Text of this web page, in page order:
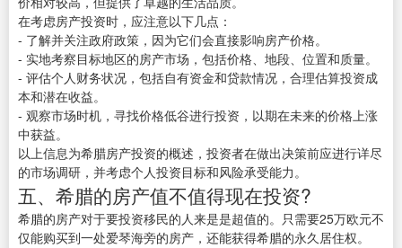
在考虑房产投资时，应注意以下几点：
- 了解并关注政府政策，因为它们会直接影响房产价格。
- 实地考察目标地区的房产市场，包括价格、地段、位置和质量。
- 评估个人财务状况，包括自有资金和贷款情况，合理估算投资成
本和潜在收益。
- 观察市场时机，寻找价格低谷进行投资，以期在未来的价格上涨
中获益。
以上信息为希腊房产投资的概述，投资者在做出决策前应进行详尽
的市场调研，并考虑个人投资目标和风险承受能力。
五、希腊的房产值不值得现在投资?
希腊的房产对于要投资移民的人来是是超值的。只需要25万欧元不
仅能购买到一处爱琴海旁的房产，还能获得希腊的永久居住权。